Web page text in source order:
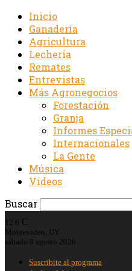
Inicio
Ganadería
Agricultura
Lechería
Remates
Entrevistas
Más Agronegocios
Forestación
Granja
Informes
Internacionales
La Gente
Música
Videos
Buscar
12.6 C
Montevideo, UY
sábado 8 agosto 2026
Suscribite al programa